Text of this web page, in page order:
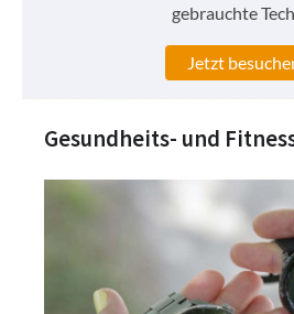
gebrauchte
Jetzt
Gesundheits- und